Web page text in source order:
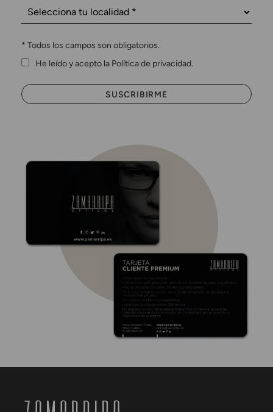
* Todos los campos son obligatorios.
He leído y acepto la Política de privacidad.